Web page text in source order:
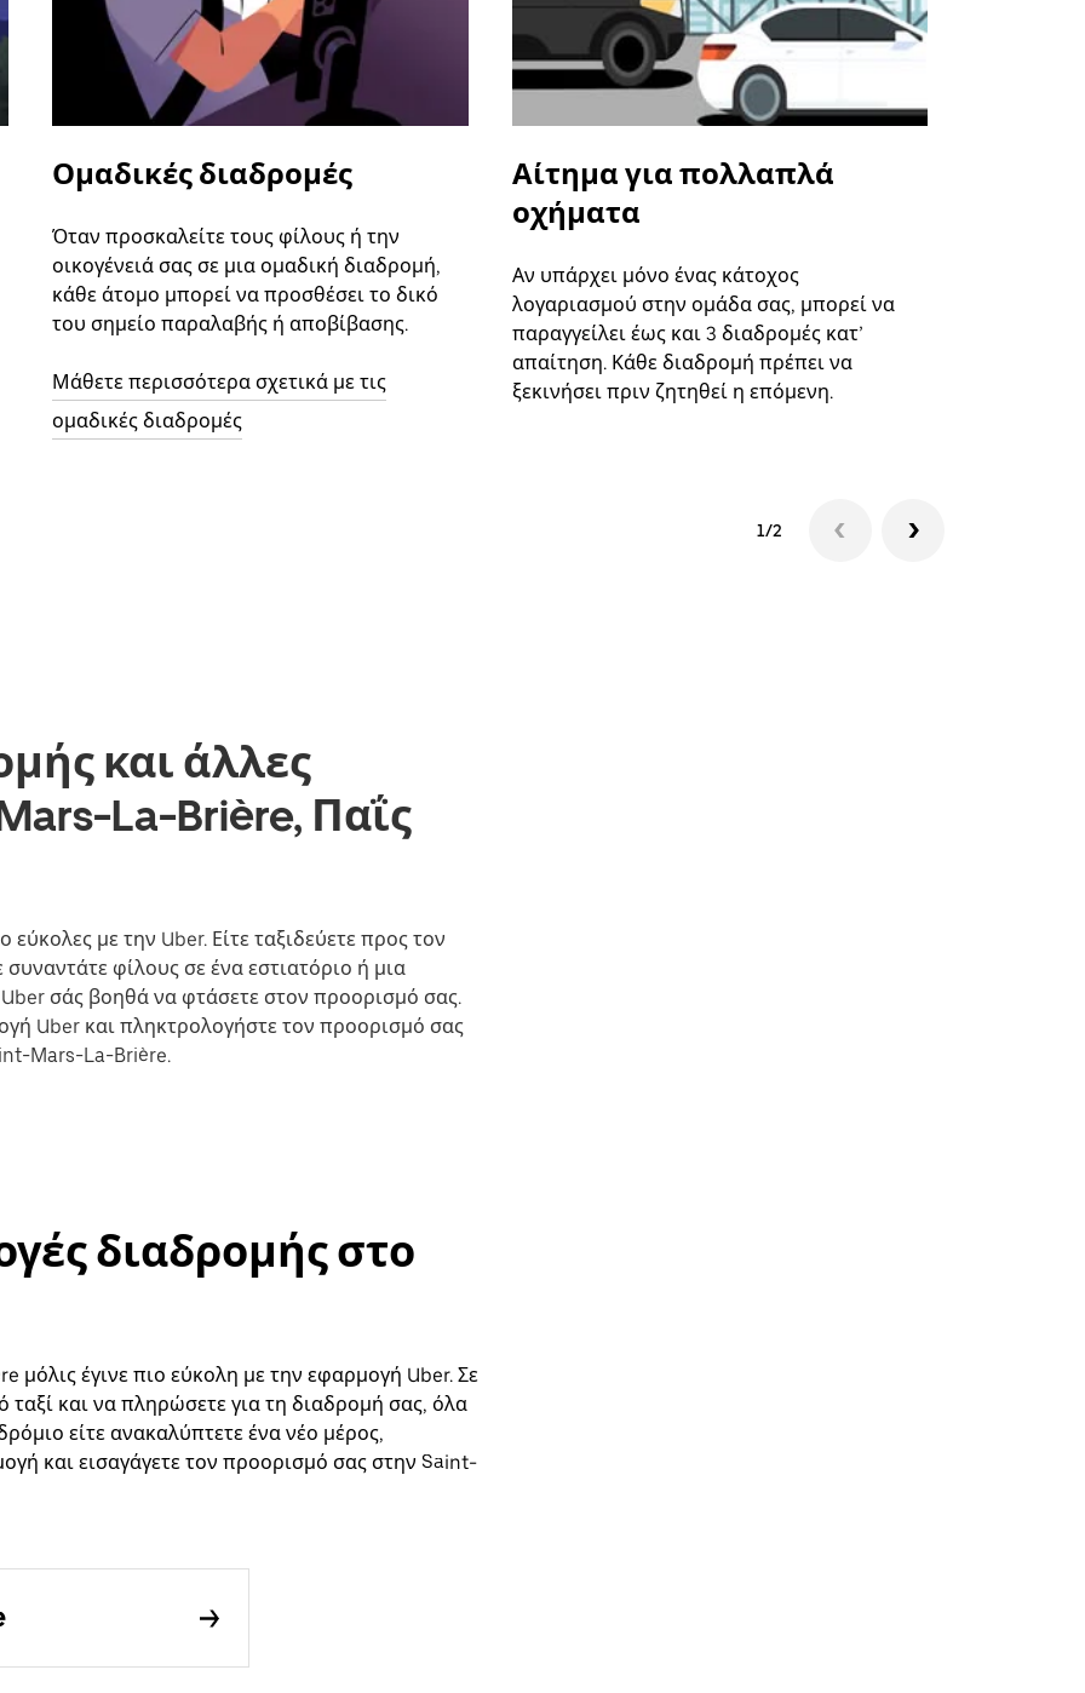
Ομαδικές διαδρομές
Όταν προσκαλείτε τους φίλους ή την
οικογένειά σας σε μια ομαδική διαδρομή,
κάθε άτομο μπορεί να προσθέσει το δικό
του σημείο παραλαβής ή αποβίβασης.
Μάθετε περισσότερα σχετικά με τις
ομαδικές διαδρομές
Αίτημα για πολλαπλά
οχήματα
Αν υπάρχει μόνο ένας κάτοχος
λογαριασμού στην ομάδα σας, μπορεί να
παραγγείλει έως και 3 διαδρομές κατ’
απαίτηση. Κάθε διαδρομή πρέπει να
ξεκινήσει πριν ζητηθεί η επόμενη.
1/2
και άλλες
La-Brière, Παΐς
με την Uber. Είτε ταξιδεύετε προς τον
φίλους σε ένα εστιατόριο ή μια
σάς βοηθά να φτάσετε στον προορισμό σας.
Uber και πληκτρολογήστε τον προορισμό σας
Mars-La-Brière.
διαδρομής στο
μόλις έγινε πιο εύκολη με την εφαρμογή Uber. Σε
ταξί και να πληρώσετε για τη διαδρομή σας, όλα
είτε ανακαλύπτετε ένα νέο μέρος,
και εισαγάγετε τον προορισμό σας στην Saint-